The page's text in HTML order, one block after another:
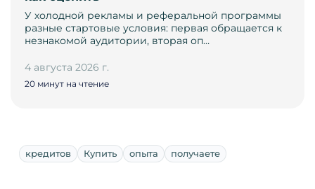
У холодной рекламы и реферальной программы
разные стартовые условия: первая обращается к
незнакомой аудитории, вторая оп…
4 августа 2026 г.
20 минут на чтение
кредитов Купить опыта получаете